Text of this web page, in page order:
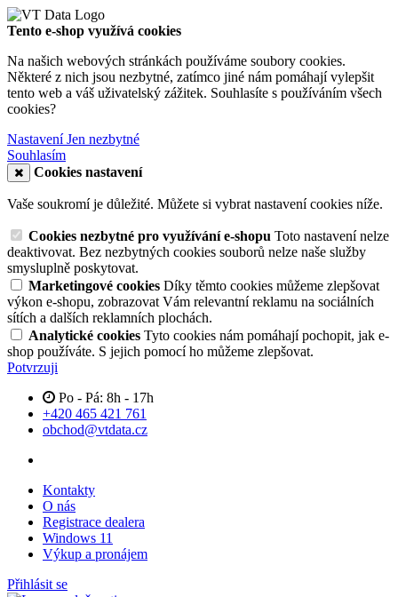
Tento e-shop využívá cookies
Na našich webových stránkách používáme soubory cookies.
Některé z nich jsou nezbytné, zatímco jiné nám pomáhají vylepšit
tento web a váš uživatelský zážitek. Souhlasíte s používáním všech
cookies?
NastaveníJen nezbytné
Souhlasím
Cookies nastavení
Vaše soukromí je důležité. Můžete si vybrat nastavení cookies níže.
Cookies nezbytné pro využívání e-shopu Toto nastavení nelze
deaktivovat. Bez nezbytných cookies souborů nelze naše služby
smysluplně poskytovat.
Marketingové cookies Díky těmto cookies můžeme zlepšovat
výkon e-shopu, zobrazovat Vám relevantní reklamu na sociálních
sítích a dalších reklamních plochách.
Analytické cookies Tyto cookies nám pomáhají pochopit, jak e-
shop používáte. S jejich pomocí ho můžeme zlepšovat.
Potvrzuji
Po - Pá: 8h - 17h
+420 465 421 761
obchod@vtdata.cz
Kontakty
O nás
Registrace dealera
Windows 11
Výkup a pronájem
Přihlásit se